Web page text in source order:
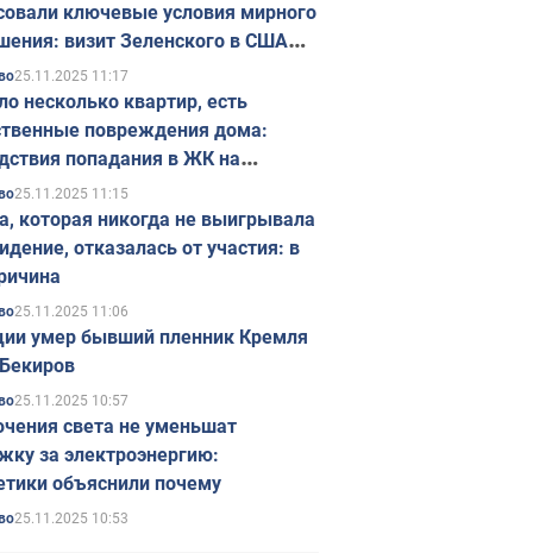
ключевые условия мирного
визит Зеленского в США
в ноябре
25.11.2025 11:17
несколько квартир, есть
повреждения дома:
попадания в ЖК на
в Киеве. Фото
25.11.2025 11:15
которая никогда не выигрывала
отказалась от участия: в
25.11.2025 11:06
умер бывший пленник Кремля
25.11.2025 10:57
света не уменьшат
за электроэнергию:
объяснили почему
25.11.2025 10:53